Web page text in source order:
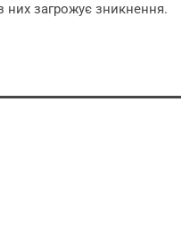
них загрожує зникнення.